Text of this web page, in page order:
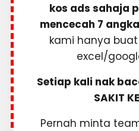
kos ads sahaja
mencecah 7
kami hanya
excel/
Setiap kali nak
SAKIT
Pernah minta